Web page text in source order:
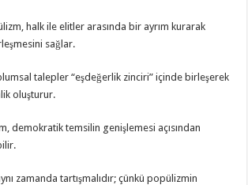
halk ile elitler arasında bir ayrım kurarak
sağlar.
talepler “eşdeğerlik zinciri” içinde birleşerek
oluşturur.
demokratik temsilin genişlemesi açısından
zamanda tartışmalıdır; çünkü popülizmin